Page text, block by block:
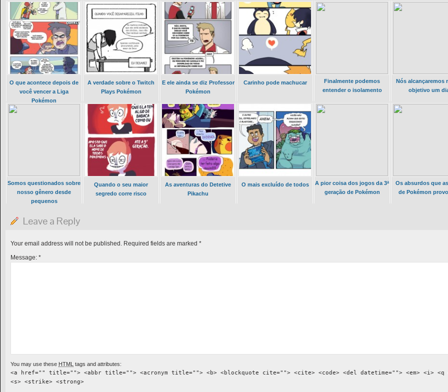
O que acontece depois de
você vencer a Liga
Pokémon
A verdade sobre o Twitch
Plays Pokémon
E ele ainda se diz Professor
Pokémon
Carinho pode machucar
Finalmente podemos
entender o isolamento
Nós alcançaremos
objetivo um
Somos questionados sobre
nosso gênero desde
pequenos
Quando o seu maior
segredo corre risco
As aventuras do Detetive
Pikachu
O mais excluído de todos
A pior coisa dos jogos da 3ª
geração de Pokémon
Os absurdos que
de Pokémon
Leave a Reply
Your email address will not be published. Required fields are marked *
Message: *
You may use these HTML tags and attributes:
<a href="" title=""> <abbr title=""> <acronym title=""> <b> <blockquote cite=""> <cite> <code> <del datetime=""> <em> <i>
<s> <strike> <strong>